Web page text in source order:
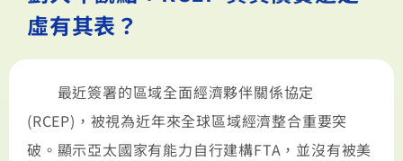
虛有其表？
最近簽署的區域全面經濟夥伴關係協定
(RCEP)，被視為近年來全球區域經濟整合重要突
破。顯示亞太國家有能力自行建構FTA，並沒有被美